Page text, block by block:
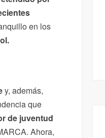
en los
y, además,
que
de juventud
Ahora,